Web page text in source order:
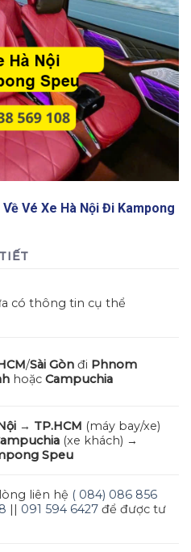
Vé Xe Hà Nội Đi Kampong
có thông tin cụ thể
/Sài Gòn đi Phnom
hoặc Campuchia
→ TP.HCM (máy bay/xe)
(xe khách) →
Speu
liên hệ ( 084) 086 856
|| 091 594 6427 để được tư